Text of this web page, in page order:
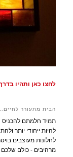
לחצו כאן ותהיו
הבית מתעורר
תמיד חלמתם להכניס
להיות ייחודי יותר
לחלונות מעוצבים
מרהיבים - כולם שלכם